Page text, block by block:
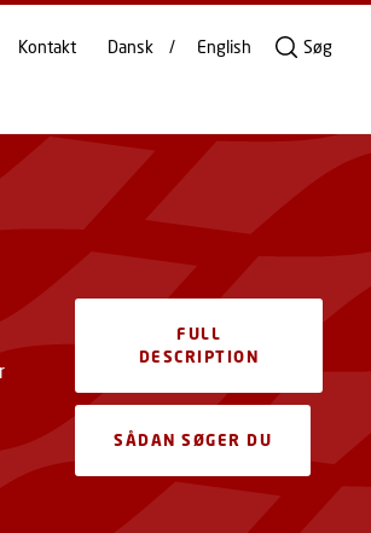
Kontakt Dansk English Søg
FULL
DESCRIPTION
SÅDAN SØGER DU